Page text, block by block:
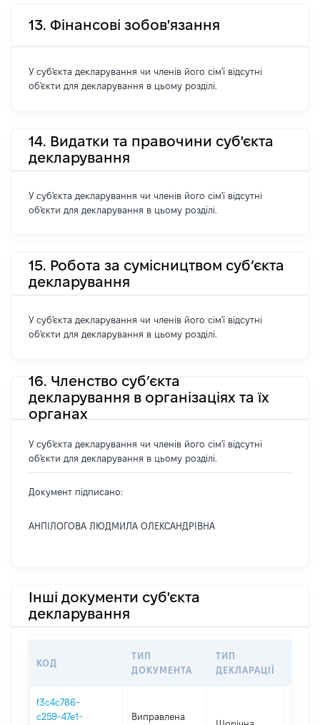
13. Фінансові зобов'язання
У суб'єкта декларування чи членів його сім'ї відсутні
об'єкти для декларування в цьому розділі.
14. Видатки та правочини суб'єкта
декларування
У суб'єкта декларування чи членів його сім'ї відсутні
об'єкти для декларування в цьому розділі.
15. Робота за сумісництвом суб’єкта
декларування
У суб'єкта декларування чи членів його сім'ї відсутні
об'єкти для декларування в цьому розділі.
16. Членство суб’єкта
декларування в організаціях та їх
органах
У суб'єкта декларування чи членів його сім'ї відсутні
об'єкти для декларування в цьому розділі.
Документ підписано:
АНПІЛОГОВА ЛЮДМИЛА ОЛЕКСАНДРІВНА
Інші документи суб'єкта
декларування
КОД
ТИП
ДОКУМЕНТА
ТИП
ДЕКЛАРАЦІЇ
f3c4c786-
c259-47e1-
Виправлена